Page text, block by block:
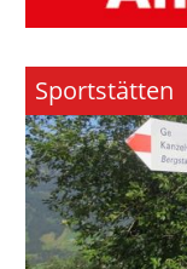
Sportstätten